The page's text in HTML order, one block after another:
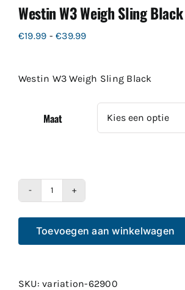
Westin W3 Weigh Sling Black
€19.99 - €39.99Prijsklasse:
€39.99
Westin W3 Weigh Sling Black
Maat
Weigh
Sling
aantal
Toevoegen aan winkelwagen
SKU:variation-62900